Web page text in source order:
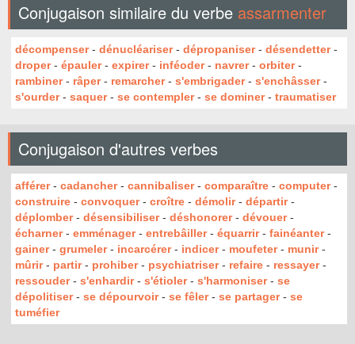
Conjugaison similaire du verbe assarmenter
décompenser- dénucléariser- dépropaniser- désendetter-
droper- épauler- expirer- inféoder- navrer- orbiter-
rambiner- râper- remarcher- s'embrigader- s'enchâsser-
s'ourder- saquer- se contempler- se dominer- traumatiser
Conjugaison d'autres verbes
afférer- cadancher- cannibaliser- comparaître - computer-
construire - convoquer- croître - démolir- départir-
déplomber- désensibiliser- déshonorer- dévouer-
écharner- emménager- entrebâiller- équarrir- fainéanter-
gainer- grumeler- incarcérer- indicer- moufeter- munir-
mûrir- partir- prohiber- psychiatriser- refaire - ressayer-
ressouder- s'enhardir- s'étioler- s'harmoniser- se
dépolitiser- se dépourvoir- se fêler- se partager- se
tuméfier